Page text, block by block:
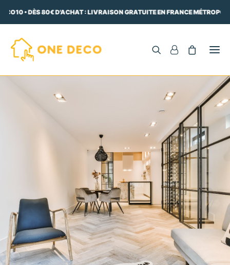
• DÈS 80€ D'ACHAT : LIVRAISON GRATUITE EN FRANCE